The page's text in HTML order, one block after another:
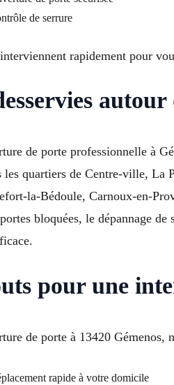
de serrure
rapidement pour
de porte professionnelle à
les quartiers de Centre-ville, La
la-Bédoule, Carnoux-en-
bloquées, le dépannage
pour une
de porte à 13420
rapide à votre domicile